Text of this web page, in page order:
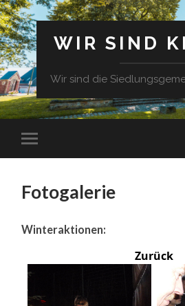
WIR SIND
Wir sind die
Fotogalerie
Winteraktionen:
Zurück